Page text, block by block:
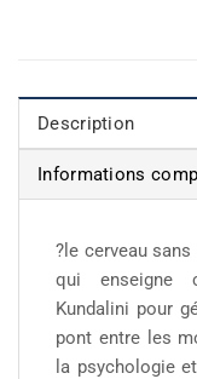
Description
Informations
?le cerveau
qui enseigne
Kundalini pour
pont entre les
la psychologie